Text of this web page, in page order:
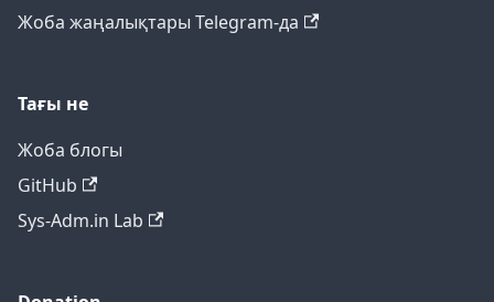
Жоба жаңалықтары Telegram-да
Тағы не
Жоба блогы
GitHub
Sys-Adm.in Lab